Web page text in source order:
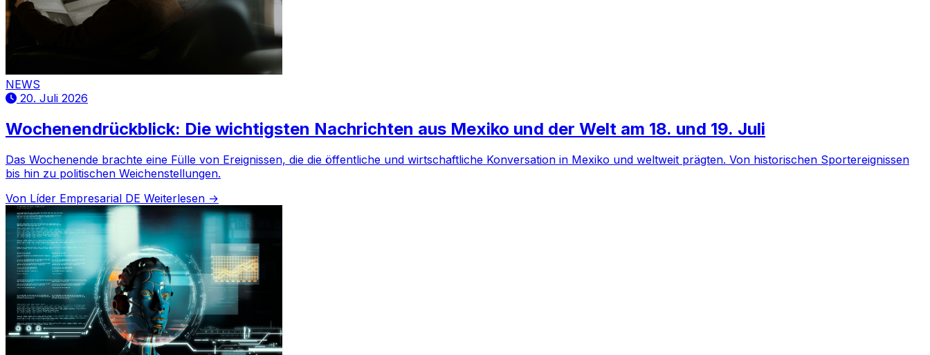
NEWS
20. Juli 2026
Wochenendrückblick: Die wichtigsten Nachrichten aus Mexiko und der Welt am 18. und 19. Juli
Das Wochenende brachte eine Fülle von Ereignissen, die die öffentliche und wirtschaftliche Konversation in Mexiko und weltweit prägten. Von historischen Sportereignissen
bis hin zu politischen Weichenstellungen.
Von Líder Empresarial DE Weiterlesen →